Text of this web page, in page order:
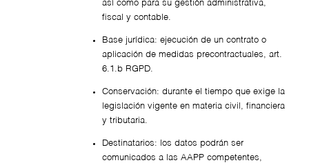
así como para su gestión administrativa,
fiscal y contable.
Base jurídica: ejecución de un contrato o
aplicación de medidas precontractuales, art.
6.1.b RGPD.
Conservación: durante el tiempo que exige la
legislación vigente en materia civil, financiera
y tributaria.
Destinatarios: los datos podrán ser
comunicados a las AAPP competentes,